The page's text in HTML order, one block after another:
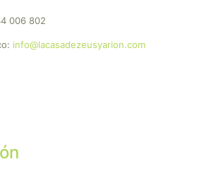
006 802
info@lacasadezeusyarion.com